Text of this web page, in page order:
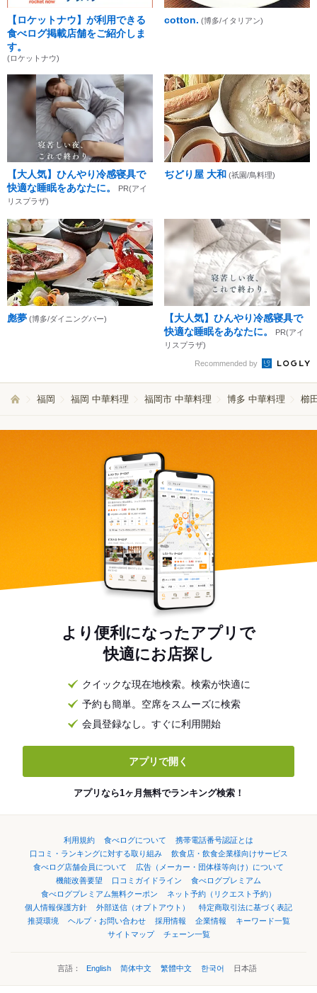
【ロケットナウ】が利用できる
食べログ掲載店舗をご紹介しま
す。
(ロケットナウ)
cotton. (博多/イタリアン)
【大人気】ひんやり冷感寝具で
快適な睡眠をあなたに。
PR(アイ
リスプラザ)
ぢどり屋 大和 (祇園/鳥料理)
彪夢 (博多/ダイニングバー)
【大人気】ひんやり冷感寝具で
快適な睡眠をあなたに。
PR(アイ
リスプラザ)
Recommended by
福岡 福岡 中華料理 福岡市 中華料理 博多 中華料理 櫛
より便利になったアプリで
快適にお店探し
クイックな現在地検索。検索が快適に
予約も簡単。空席をスムーズに検索
会員登録なし。すぐに利用開始
アプリで開く
アプリなら1ヶ月無料でランキング検索！
利用規約 食べログについて
携帯電話番号認証とは
口コミ・ランキングに対する取り組み
飲食店・飲食企業様向けサービス
食べログ店舗会員について
広告（メーカー・団体様等向け）について
機能改善要望
口コミガイドライン
食べログプレミアム
食べログプレミアム無料クーポン
ネット予約（リクエスト予約）
個人情報保護方針
外部送信（オプトアウト）
特定商取引法に基づく表記
推奨環境
ヘルプ・お問い合わせ 採用情報 企業情報
キーワード一覧
サイトマップ
チェーン一覧
言語： English 简体中文 繁體中文 한국어 日本語